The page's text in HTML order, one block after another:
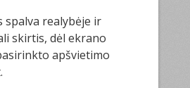
spalva realybėje ir
skirtis, dėl ekrano
apšvietimo